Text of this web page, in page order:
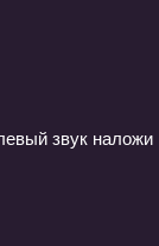
звук наложи